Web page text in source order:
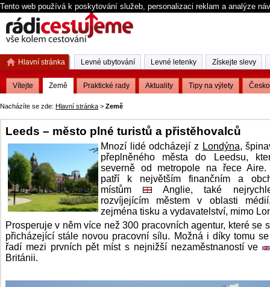
Tento web používá k poskytování služeb, personalizaci reklam a analýze
Nacházíte se zde: Hlavní stránka > Země
Leeds – město plné turistů a přistěhovalců
Mnozí lidé odcházejí z Londýna,
přeplněného města do Leedsu,
severně od metropole na řece Aire.
patří k největším finančním a
místům
Anglie, také
rozvíjejícím městem v oblasti
zejména tisku a vydavatelství, mimo
Prosperuje v něm více než 300 pracovních agentur, které se
přicházející stále novou pracovní sílu. Možná i díky tomu
řadí mezi prvních pět míst s nejnižší nezaměstnaností ve
Británii.
Hlavní stránka
Vítejte Země Praktické rady Aktuality Tipy na výlety Česko
Levné ubytování Levné letenky Získejte slevy